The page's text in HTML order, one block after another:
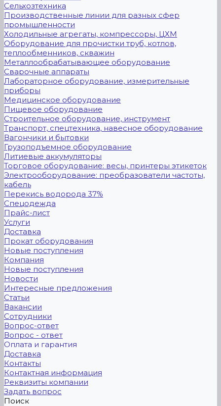
Сельхозтехника
Производственные линии для разных сфер
промышленности
Холодильные агрегаты, компрессоры, ЦХМ
Оборудование для прочистки труб, котлов,
теплообменников, скважин
Металлообрабатывающее оборудование
Сварочные аппараты
Лабораторное оборудование, измерительные
приборы
Медицинское оборудование
Пищевое оборудование
Строительное оборудование, инструмент
Транспорт, спецтехника, навесное оборудование
Вагончики и бытовки
Грузоподъемное оборудование
Литиевые аккумуляторы
Торговое оборудование: весы, принтеры этикеток
Электрооборудование: преобразователи частоты,
кабель
Перекись водорода 37%
Спецодежда
Прайс-лист
Услуги
Доставка
Прокат оборудования
Новые поступления
Компания
Новые поступления
Новости
Интересные предложения
Статьи
Вакансии
Сотрудники
Вопрос-ответ
Вопрос - ответ
Оплата и гарантия
Доставка
Контакты
Контактная информация
Реквизиты компании
Задать вопрос
Поиск